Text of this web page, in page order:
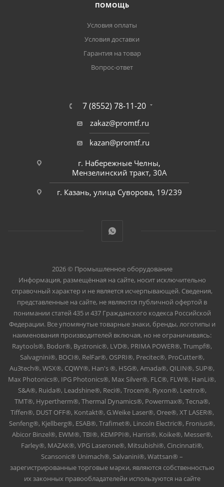
ПОМОЩЬ
Условия оплаты
Условия доставки
Гарантия на товар
Вопрос-ответ
7 (8552) 78-11-20
zakaz@promtf.ru
kazan@promtf.ru
г. Набережные Челны,
Мензелинский тракт, 30А
г. Казань, улица Суворова, 19/239
2026 © Промышленное оборудование
Информация, размещённая на сайте, носит исключительно
справочный характер и не является исчерпывающей. Сведения,
представленные на сайте, не являются публичной офертой в
понимании статей 435 и 437 Гражданского кодекса Российской
Федерации. Все упомянутые товарные знаки, бренды, логотипы и
наименования производителей включая, но не ограничиваясь:
Raytools®, Bodor®, Bystronic®, LVD®, PRIMA POWER®, Trumpf®,
Salvagnini®, BOCI®, RelFar®, OSPRI®, Precitec®, ProCutter®,
Au3tech®, WSX®, CQWY®, Han's ®, HSG®, Amada®, QILIN®, SUP®,
Max Photonics®, IPG Photonics®, Max Silver®, FLC®, FLW®, HanLi®,
S&A®, Ruida®, Leadshine®, Reci®, Trocen®, Ryxon®, Leetro®,
TMT®, Hypertherm®, Thermal Dynamics®, Powermax®, Tecna®,
Tiffen®, DUST OFF®, Kontakt®, G.Weike Laser®, Oree®, XT LASER®,
Senfeng®, Kjellberg®, ESAB®, Trafimet®, Lincoln Electric®, Fronius®,
Abicor Binzel®, EWM®, TBI®, KEMPPI®, Harris®, Koike®, Messer®,
Farley®, MAZAK®, VPG Laserone®, Mitsubishi®, Cincinnati®,
Scansonic® Unimach®, Salvanini®, Wattsan® –
зарегистрированные торговые марки, являются собственностью
их законных правообладателейи используются на сайте